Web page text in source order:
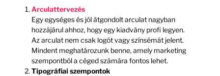
Arculattervezés
Egy egységes és jól átgondolt arculat nagyban
hozzájárul ahhoz, hogy egy kiadvány profi legyen.
Az arculat nem csak logót vagy színsémát jelent.
Mindent meghatározunk benne, amely marketing
szempontból a céged számára fontos lehet.
Tipográfiai szempontok